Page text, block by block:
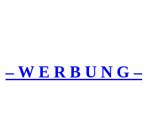
– W Ε R Β U Ν G –